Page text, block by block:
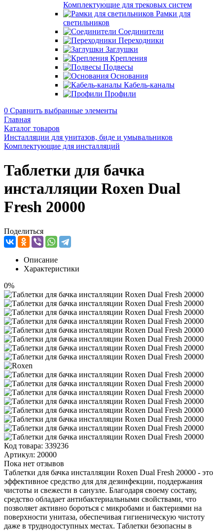
Комплектующие для трековых систем
Рамки для
светильников
Соединители
Переходники
Заглушки
Крепления
Подвесы
Основания
Кабель-каналы
Профили
0 Сравнить выбранные элементы
Главная
Каталог товаров
Инсталляции для унитазов, биде и умывальников
Комплектующие для инсталляций
Таблетки для бачка
инсталляции Roxen Dual
Fresh 20000
Поделиться
Описание
Характеристики
0%
Код товара: 339236
Артикул: 20000
Пока нет отзывов
Таблетки для бачка инсталляции Roxen Dual Fresh 20000 - это
эффективное средство для для дезинфекции, поддержания
чистоты и свежести в санузле. Благодаря своему составу,
средство обладает антибактериальными свойствами, что
позволяет активно бороться с микробами и бактериями на
поверхности унитаза, обеспечивая гигиеническую чистоту
даже в труднодоступных местах. Таблетки безопасны в